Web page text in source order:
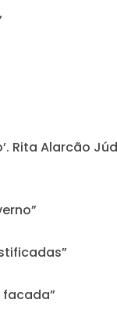
Rita Alarcão
facada”